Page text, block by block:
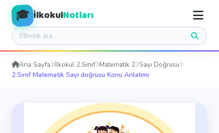
🎓 İlkokulNotları
Ana Sayfa İlkokul 2.Sınıf Matematik 2 Sayı Doğrusu
2.Sınıf Matematik Sayı doğrusu Konu Anlatımı